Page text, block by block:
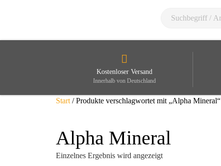
Kostenloser Versand
Innerhalb von Deutschland
Start / Produkte verschlagwortet mit „Alpha Mineral“
Alpha Mineral
Einzelnes Ergebnis wird angezeigt